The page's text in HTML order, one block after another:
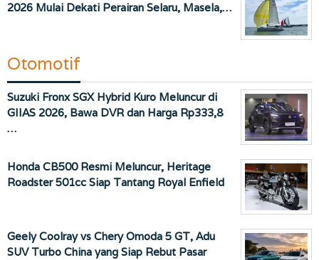
2026 Mulai Dekati Perairan Selaru, Masela,…
Otomotif
Suzuki Fronx SGX Hybrid Kuro Meluncur di
GIIAS 2026, Bawa DVR dan Harga Rp333,8
…
Honda CB500 Resmi Meluncur, Heritage
Roadster 501cc Siap Tantang Royal Enfield
Geely Coolray vs Chery Omoda 5 GT, Adu
SUV Turbo China yang Siap Rebut Pasar